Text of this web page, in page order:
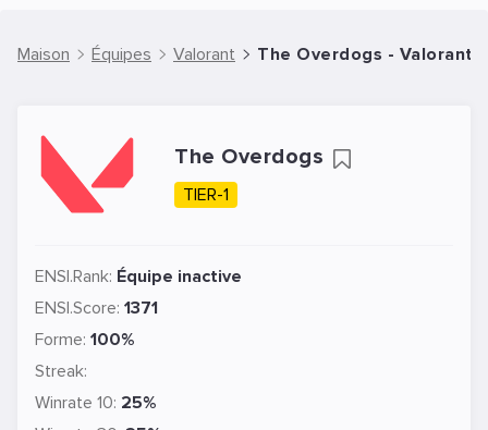
Maison Équipes Valorant The Overdogs - Valorant
The Overdogs
TIER-1
ENSI.Rank: Équipe inactive
ENSI.Score: 1371
Forme: 100%
Streak:
Winrate 10: 25%